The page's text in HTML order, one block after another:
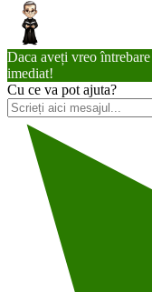
Daca aveți vreo
imediat!
Cu ce va pot ajuta?